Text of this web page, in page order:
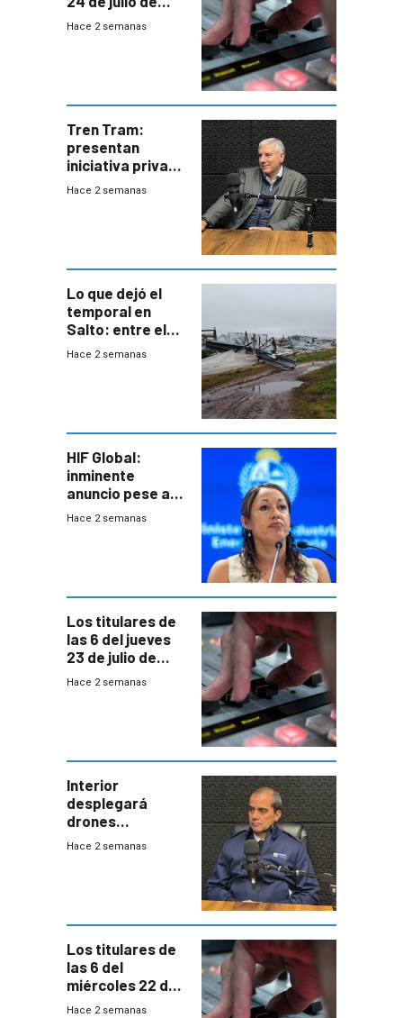
2026
Hace 2 semanas
Tren Tram:
presentan
iniciativa privada
para una red de
Hace 2 semanas
Lo que dejó el
temporal en
Salto: entre el
impacto
Hace 2 semanas
HIF Global:
inminente
anuncio pese a
declaración de
gobierno
Hace 2 semanas
Los titulares de
las 6 del jueves
23 de julio de
2026
Hace 2 semanas
Interior
desplegará
drones
autónomos para
Hace 2 semanas
Los titulares de
las 6 del
miércoles 22 de
julio de 2026
Hace 2 semanas